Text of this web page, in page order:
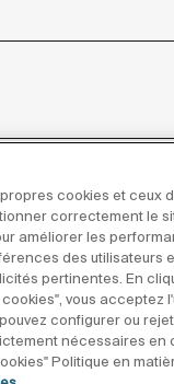
Suivez-nous
cookies et ceux
correctement le
améliorer les
des utilisateurs
pertinentes. En
vous acceptez
configurer ou
nécessaires en
Politique en